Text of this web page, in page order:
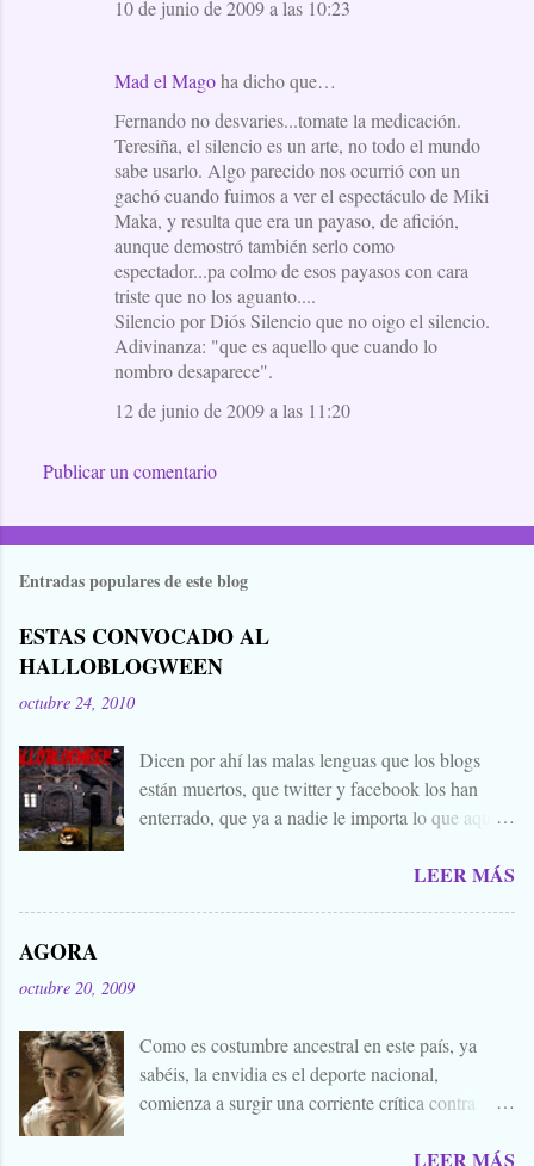
10 de junio de 2009 a las 10:23
Mad el Magoha dicho que…
Fernando no desvaries...tomate la medicación.
Teresiña, el silencio es un arte, no todo el mundo
sabe usarlo. Algo parecido nos ocurrió con un
gachó cuando fuimos a ver el espectáculo de Miki
Maka, y resulta que era un payaso, de afición,
aunque demostró también serlo como
espectador...pa colmo de esos payasos con cara
triste que no los aguanto....
Silencio por Diós Silencio que no oigo el silencio.
Adivinanza: "que es aquello que cuando lo
nombro desaparece".
12 de junio de 2009 a las 11:20
Publicar un comentario
Entradas populares de este blog
ESTAS CONVOCADO AL
HALLOBLOGWEEN
octubre 24, 2010
Dicen por ahí las malas lenguas que los blogs
están muertos, que twitter y facebook los han
enterrado, que ya a nadie le importa lo que aquí
levantar nuestros blogs, sean vivos, muertos, o
convoco a todos, amigos, conocidos, amigos de
amigos, blogueros en general. Cuéntanos tu
historia para morirnos de miedo este largo fin de
Aquella que te contaba tu abuela, la del
LEER MÁS
AGORA
octubre 20, 2009
Como es costumbre ancestral en este país, ya
sabéis, la envidia es el deporte nacional,
comienza a surgir una corriente crítica contra
estreno de su última película. Y es que hay que
LEER MÁS